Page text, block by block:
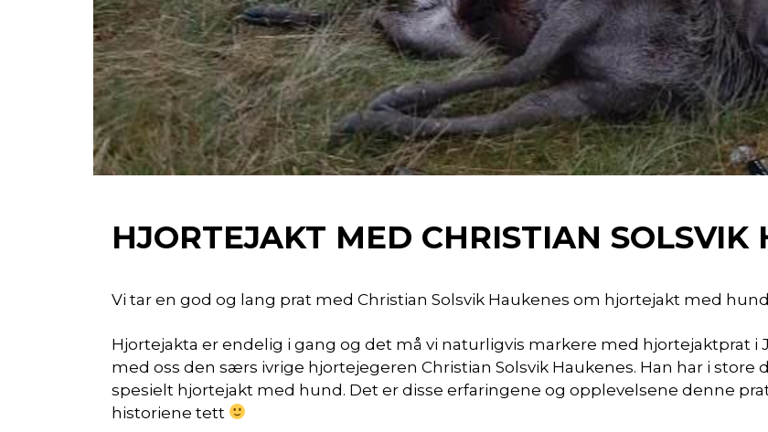
HJORTEJAKT MED CHRISTIAN SOLSVIK
Vi tar en god og lang prat med Christian Solsvik Haukenes om hjortejakt med
Hjortejakta er endelig i gang og det må vi naturligvis markere med hjortejaktprat
med oss den særs ivrige hjortejegeren Christian Solsvik Haukenes. Han har i
spesielt hjortejakt med hund. Det er disse erfaringene og opplevelsene denne
historiene tett